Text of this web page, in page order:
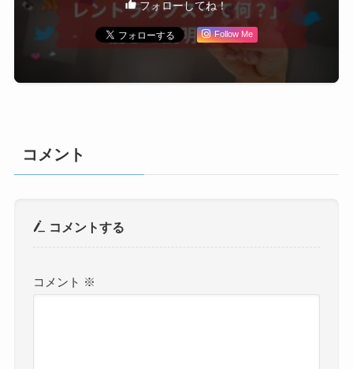
フォローしてね！
Follow Me
コメント
コメントする
コメント ※